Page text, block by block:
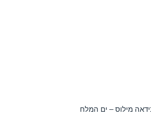
מילוס – ים המלח